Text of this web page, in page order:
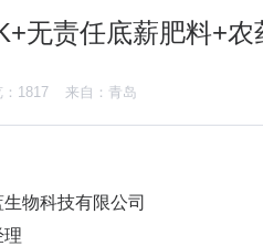
无责任底薪肥料+
：1817 来自：青岛
物科技有限公司
理